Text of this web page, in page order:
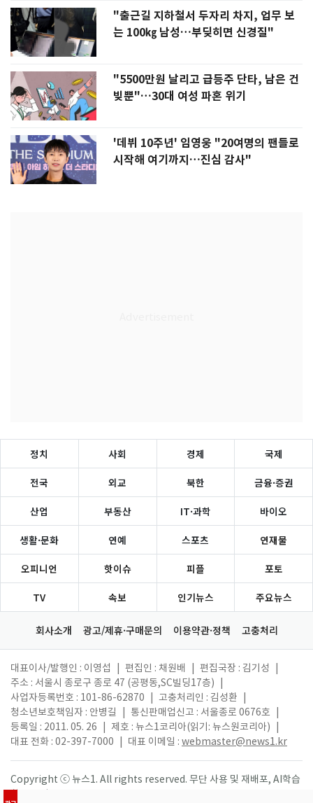
"출근길 지하철서 두자리 차지, 업무 보
는 100㎏ 남성…부딪히면 신경질"
"5500만원 날리고 급등주 단타, 남은 건
빚뿐"…30대 여성 파혼 위기
'데뷔 10주년' 임영웅 "20여명의 팬들로
시작해 여기까지…진심 감사"
정치 사회 경제 국제
전국 외교 북한 금융·증권
산업 부동산 IT·과학 바이오
생활·문화 연예 스포츠 연재물
오피니언 핫이슈 피플 포토
TV 속보 인기뉴스 주요뉴스
회사소개 광고/제휴·구매문의 이용약관·정책 고충처리
대표이사/발행인 : 이영섭 편집인 : 채원배 편집국장 : 김기성
주소 : 서울시 종로구 종로 47 (공평동,SC빌딩17층)
사업자등록번호 : 101-86-62870
고충처리인 : 김성환
청소년보호책임자 : 안병길
통신판매업신고 : 서울종로 0676호
등록일 : 2011. 05. 26
제호 : 뉴스1코리아(읽기: 뉴스원코리아)
대표 전화 : 02-397-7000
대표 이메일 : webmaster@news1.kr
Copyright ⓒ 뉴스1. All rights reserved. 무단 사용 및 재배포, AI학습
활용 금지.